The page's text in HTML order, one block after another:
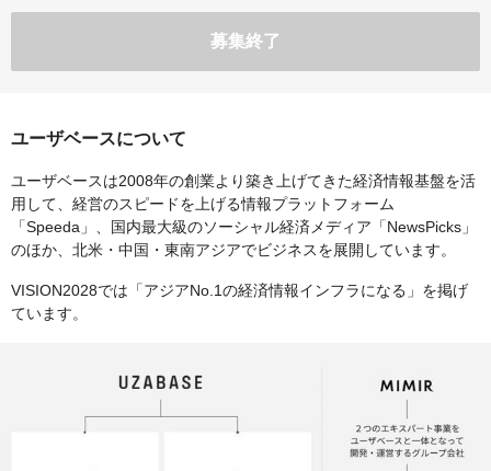
募集終了
ユーザベースについて
ユーザベースは2008年の創業より築き上げてきた経済情報基盤を活
用して、経営のスピードを上げる情報プラットフォーム
「Speeda」、国内最大級のソーシャル経済メディア「NewsPicks」
のほか、北米・中国・東南アジアでビジネスを展開しています。
VISION2028では「アジアNo.1の経済情報インフラになる」を掲げ
ています。